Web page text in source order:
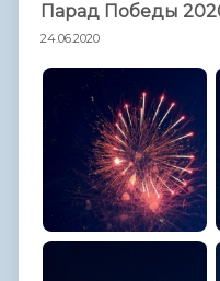
Парад Победы
24.06.2020